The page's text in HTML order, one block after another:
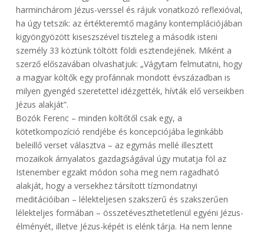
harminchárom Jézus-verssel és rájuk vonatkozó reflexióval,
ha úgy tetszik: az értékteremtő magány kontemplációjában
kigyöngyözött kiseszszével tiszteleg a második isteni
személy 33 köztünk töltött földi esztendejének. Miként a
szerző előszavában olvashatjuk: „Vágytam felmutatni, hogy
a magyar költők egy profánnak mondott évszázadban is
milyen gyengéd szeretettel idézgették, hívták elő verseikben
Jézus alakját”.
Bozók Ferenc – minden költőtől csak egy, a
kötetkompozíció rendjébe és koncepciójába leginkább
beleillő verset választva – az egymás mellé illesztett
mozaikok árnyalatos gazdagságával úgy mutatja föl az
Istenember egzakt módon soha meg nem ragadható
alakját, hogy a versekhez társított tízmondatnyi
meditációiban – lélekteljesen szakszerű és szakszerűen
lélekteljes formában – összetéveszthetetlenül egyéni Jézus-
élményét, illetve Jézus-képét is elénk tárja. Ha nem lenne